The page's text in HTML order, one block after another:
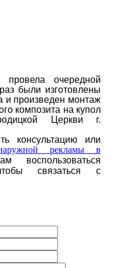
очередной
были изготовлены
и произведен монтаж
композита на купол
Церкви г.
консультацию или
рекламы в
воспользоваться
связаться с